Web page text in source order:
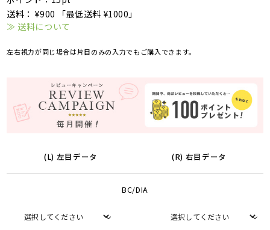
送料： ¥900 「最低送料 ¥1000」
≫ 送料について
左右視力が同じ場合は片目のみの入力でもご購入できます。
(L) 左目データ (R) 右目データ
BC/DIA